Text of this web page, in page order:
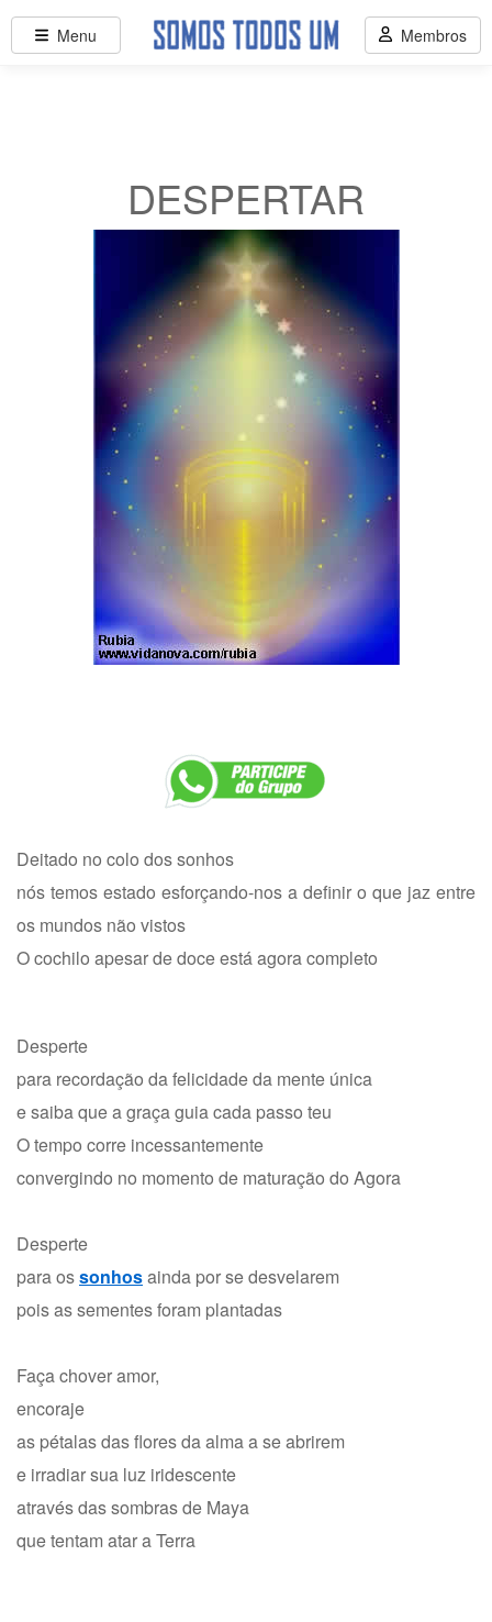
DESPERTAR
Deitado no colo dos sonhos
nós temos estado esforçando-nos a definir o que jaz entre
os mundos não vistos
O cochilo apesar de doce está agora completo
Desperte
para recordação da felicidade da mente única
e saiba que a graça guia cada passo teu
O tempo corre incessantemente
convergindo no momento de maturação do Agora
Desperte
para ossonhosainda por se desvelarem
pois as sementes foram plantadas
Faça chover amor,
encoraje
as pétalas das flores da alma a se abrirem
e irradiar sua luz iridescente
através das sombras de Maya
que tentam atar a Terra
Menu Membros